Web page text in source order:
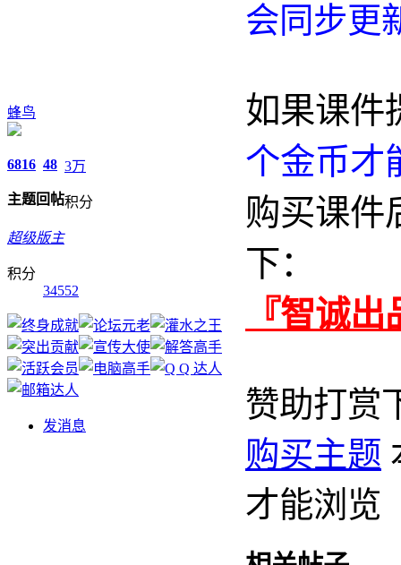
蜂鸟
6816
主题
48
回帖
3万
积分
超级版主
积分
34552
发消息
会同步更
如果课件
个金币才
购买课件
下：
『智诚
赞助打赏
购买主题
才能浏览